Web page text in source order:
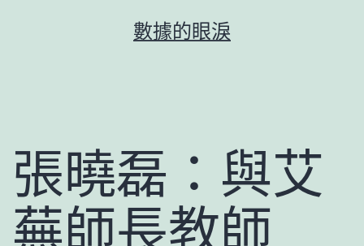
數據的眼淚
張曉磊：與艾
蕪師長教師